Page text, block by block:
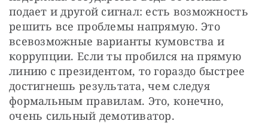
подает и другой сигнал: есть возможность
решить все проблемы напрямую. Это
всевозможные варианты кумовства и
коррупции. Если ты пробился на прямую
линию с президентом, то гораздо быстрее
достигнешь результата, чем следуя
формальным правилам. Это, конечно,
очень сильный демотиватор.